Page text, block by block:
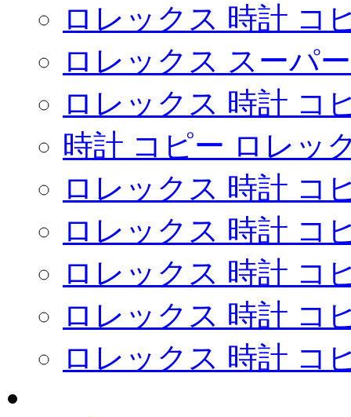
ロレックス 時計 コ
ロレックス スーパ
ロレックス 時計 コ
時計 コピー ロレッ
ロレックス 時計 コ
ロレックス 時計 コ
ロレックス 時計 コ
ロレックス 時計 コ
ロレックス 時計 コ